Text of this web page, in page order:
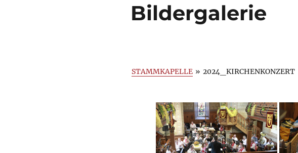
Bildergalerie
STAMMKAPELLE » 2024_KIRCHENKONZERT